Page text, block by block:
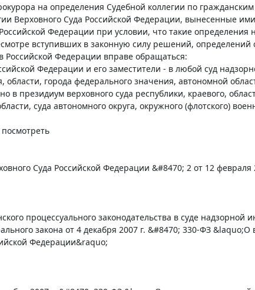
на определения Судебной коллегии по
Верховного Суда Российской Федерации, вынесенные
Федерации при условии, что такие
вступивших в законную силу решений, определений
Российской Федерации вправе обращаться:
Федерации и его заместители - в любой суд
области, города федерального значения, автономной
в президиум верховного суда республики, краевого,
суда автономного округа, окружного (флотского)
Суда Российской Федерации &#8470; 2 от 12 февраля
процессуального законодательства в суде надзорной
закона от 4 декабря 2007 г. &#8470; 330-ФЗ
Федерации&raquo;